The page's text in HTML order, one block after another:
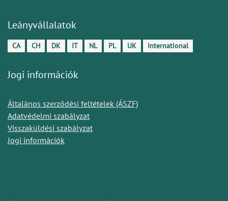
Leányvállalatok
CA CH DK IT NL PL UK International
Jogi információk
Általános szerződési feltételek (ÁSZF)
Adatvédelmi szabályzat
Visszaküldési szabályzat
Jogi információk